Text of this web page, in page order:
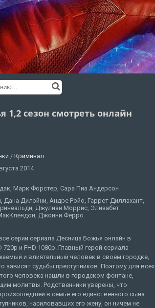
1,2 сезон смотреть онлайн
/ Криминал
2014
Марк Форстер, Сара Пиа Андерсон
Дана Дилэйни, Андре Ройо, Гаррет Диллахант,
Джулиан Моррис, Элизабет
Джонни Ферро
серии сериала Десница Божья онлайн в
и FHD 1080p. Главный герой сериала
и влиятельный человек в своем городке,
зависят судьбы преступников. Поэтому для всех
человека нашли в городском фонтане,
молитвы. Родственники уверены, что
в семье его единственного сына.
насиловавших его жену, он ничем не